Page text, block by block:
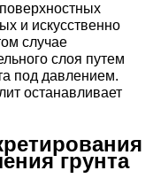
и искусственно
случае
слоя путем
под давлением.
останавливает
грунта